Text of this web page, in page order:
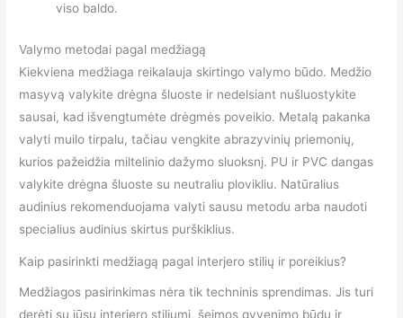
viso baldo.
Valymo metodai pagal medžiagą
Kiekviena medžiaga reikalauja skirtingo valymo būdo. Medžio
masyvą valykite drėgna šluoste ir nedelsiant nušluostykite
sausai, kad išvengtumėte drėgmės poveikio. Metalą pakanka
valyti muilo tirpalu, tačiau vengkite abrazyvinių priemonių,
kurios pažeidžia miltelinio dažymo sluoksnį. PU ir PVC dangas
valykite drėgna šluoste su neutraliu plovikliu. Natūralius
audinius rekomenduojama valyti sausu metodu arba naudoti
specialius audinius skirtus purškiklius.
Kaip pasirinkti medžiagą pagal interjero stilių ir poreikius?
Medžiagos pasirinkimas nėra tik techninis sprendimas. Jis turi
derėti su jūsų interjero stiliumi, šeimos gyvenimo būdu ir